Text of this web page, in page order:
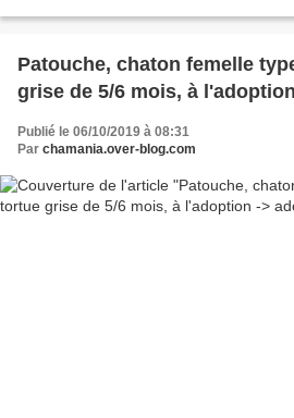
Patouche, chaton femelle
grise de 5/6 mois, à
Publié le 06/10/2019 à 08:31
Par chamania.over-blog.com